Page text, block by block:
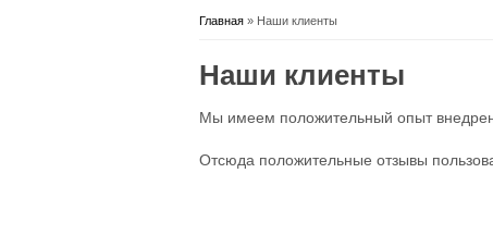
Главная » Наши клиенты
Наши клиенты
Мы имеем положительный опыт
Отсюда положительные отзывы